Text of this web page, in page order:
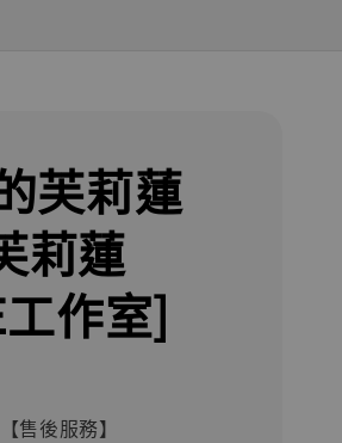
芙莉蓮
莉蓮
作室]
售後服務】